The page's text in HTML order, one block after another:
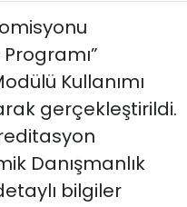
Kullanımı
gerçekleştirildi.
Danışmanlık
bilgiler